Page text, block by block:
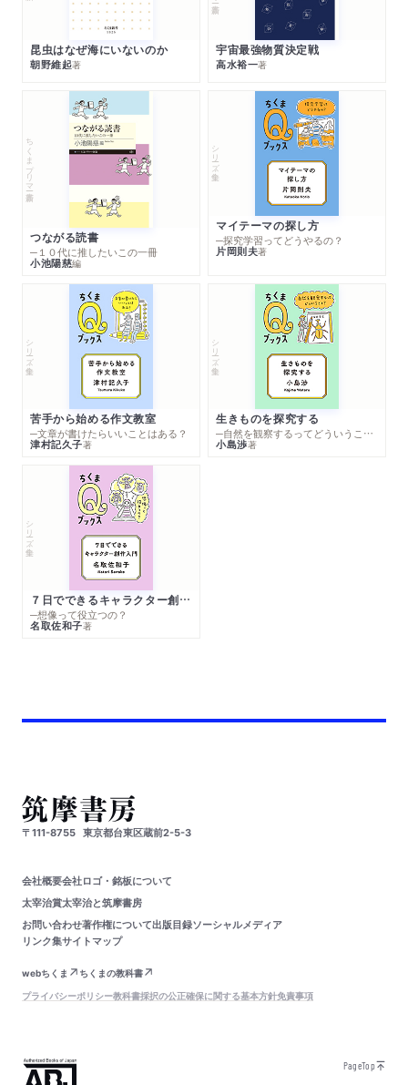
昆虫はなぜ海にいないのか
朝野維起著
宇宙最強物質決定戦
高水裕一著
ちくまプリマー新書
つながる読書
─１０代に推したいこの一冊
小池陽慈編
シリーズ・全集
マイテーマの探し方
─探究学習ってどうやるの？
片岡則夫著
シリーズ・全集
苦手から始める作文教室
─文章が書けたらいいことはある？
津村記久子著
シリーズ・全集
生きものを探究する
─自然を観察するってどういうこと？
小島渉著
シリーズ・全集
７日でできるキャラクター創作入門
─想像って役立つの？
名取佐和子著
〒111-8755 東京都台東区蔵前2-5-3
会社概要会社ロゴ・銘板について
太宰治賞太宰治と筑摩書房
お問い合わせ著作権について出版目録ソーシャルメディア
リンク集サイトマップ
webちくま
ちくまの教科書
プライバシーポリシー教科書採択の公正確保に関する基本方針免責事項
PageTop